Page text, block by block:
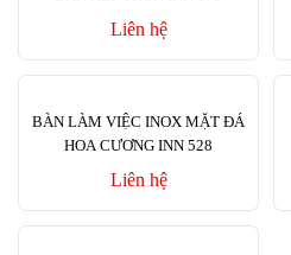
Liên hệ
BÀN LÀM VIỆC INOX MẶT ĐÁ
HOA CƯƠNG INN 528
Liên hệ